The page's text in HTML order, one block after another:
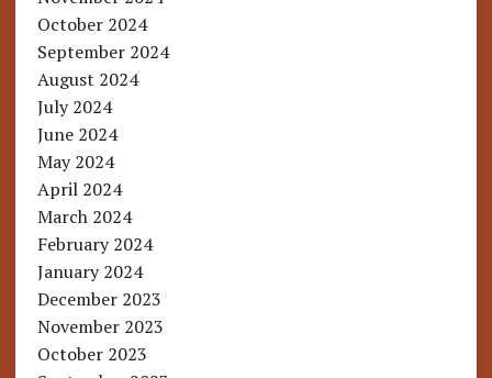
October 2024
September 2024
August 2024
July 2024
June 2024
May 2024
April 2024
March 2024
February 2024
January 2024
December 2023
November 2023
October 2023